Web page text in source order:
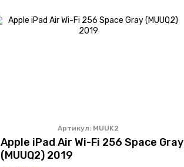
Артикул: MUUK2
Apple iPad Air Wi-Fi 256 Space Gray
(MUUQ2) 2019